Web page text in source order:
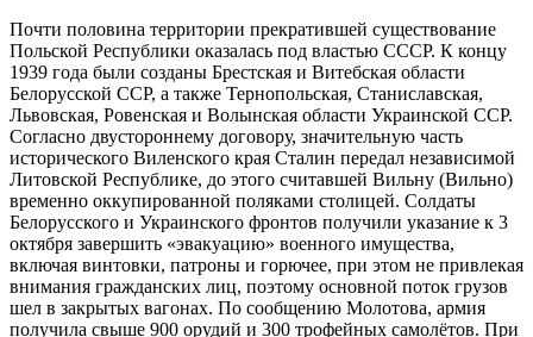
Почти половина территории прекратившей существование
Польской Республики оказалась под властью СССР. К концу
1939 года были созданы Брестская и Витебская области
Белорусской ССР, а также Тернопольская, Станиславская,
Львовская, Ровенская и Волынская области Украинской ССР.
Согласно двустороннему договору, значительную часть
исторического Виленского края Сталин передал независимой
Литовской Республике, до этого считавшей Вильну (Вильно)
временно оккупированной поляками столицей. Солдаты
Белорусского и Украинского фронтов получили указание к 3
октября завершить «эвакуацию» военного имущества,
включая винтовки, патроны и горючее, при этом не привлекая
внимания гражданских лиц, поэтому основной поток грузов
шел в закрытых вагонах. По сообщению Молотова, армия
получила свыше 900 орудий и 300 трофейных самолётов. При